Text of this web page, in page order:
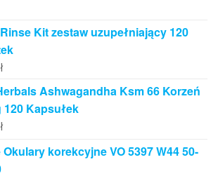
Kit zestaw uzupełniający 120
Ashwagandha Ksm 66 Korzeń
120 Kapsułek
korekcyjne VO 5397 W44 50-